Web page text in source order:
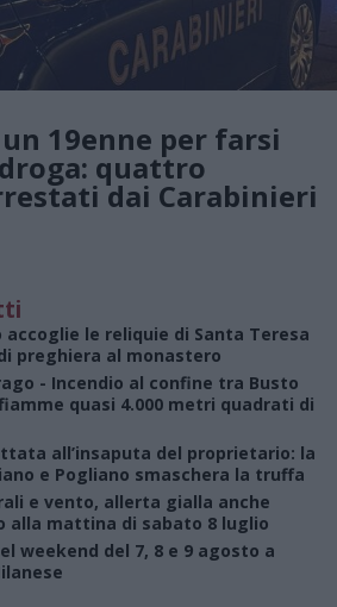
19enne per farsi
quattro
dai Carabinieri
accoglie le reliquie di Santa Teresa
preghiera al monastero
- Incendio al confine tra Busto
quasi 4.000 metri quadrati di
all’insaputa del proprietario: la
e Pogliano smaschera la truffa
e vento, allerta gialla anche
alla mattina di sabato 8 luglio
weekend del 7, 8 e 9 agosto a